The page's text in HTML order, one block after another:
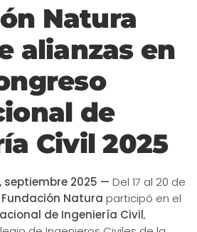
Natura
alianzas en
de
Civil 2025
2025 — Del 17 al 20 de
Fundación Natura participó en el
de Ingeniería Civil,